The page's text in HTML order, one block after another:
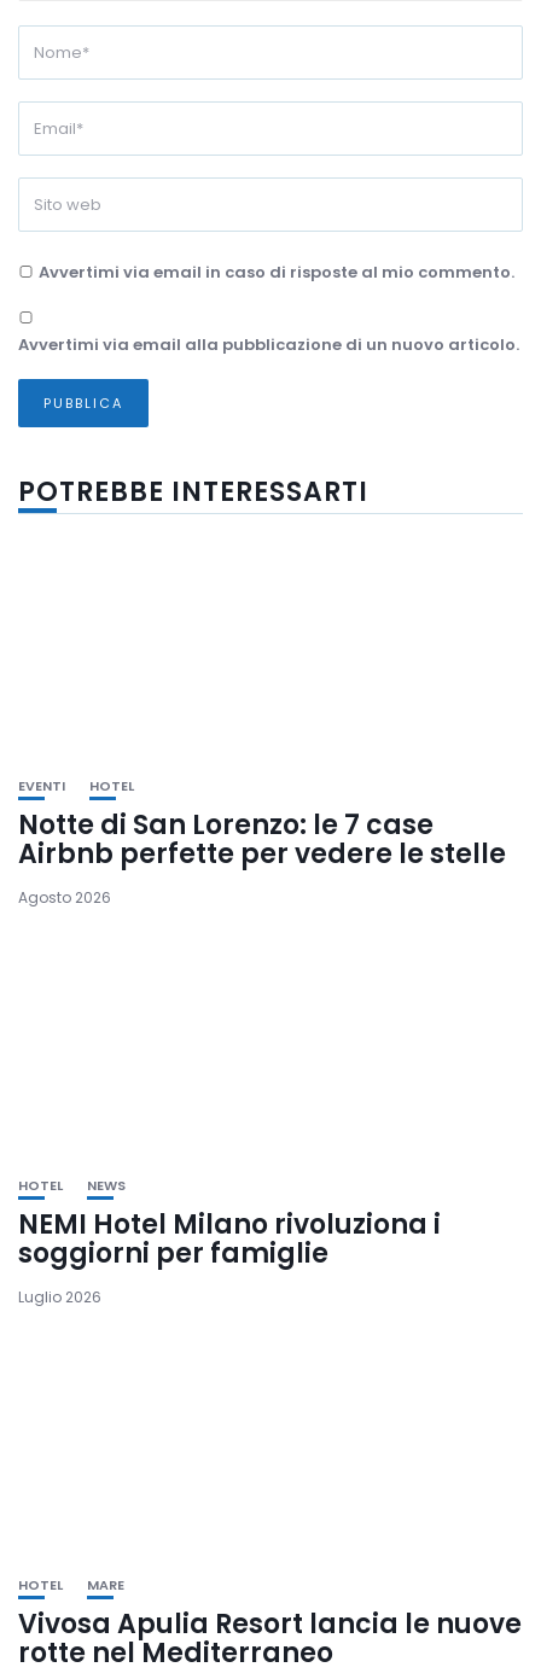
Avvertimi via email in caso di risposte al mio commento.
Avvertimi via email alla pubblicazione di un nuovo articolo.
POTREBBE INTERESSARTI
EVENTI HOTEL
Notte di San Lorenzo: le 7 case
Airbnb perfette per vedere le stelle
Agosto 2026
HOTEL NEWS
NEMI Hotel Milano rivoluziona i
soggiorni per famiglie
Luglio 2026
HOTEL MARE
Vivosa Apulia Resort lancia le nuove
rotte nel Mediterraneo